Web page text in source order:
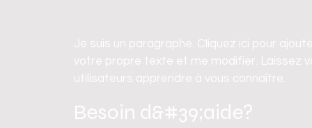
Je suis un paragraphe. Cliquez ici pour
votre propre texte et me modifier. Laissez
utilisateurs apprendre à vous connaître.
Besoin d&#39;aide?